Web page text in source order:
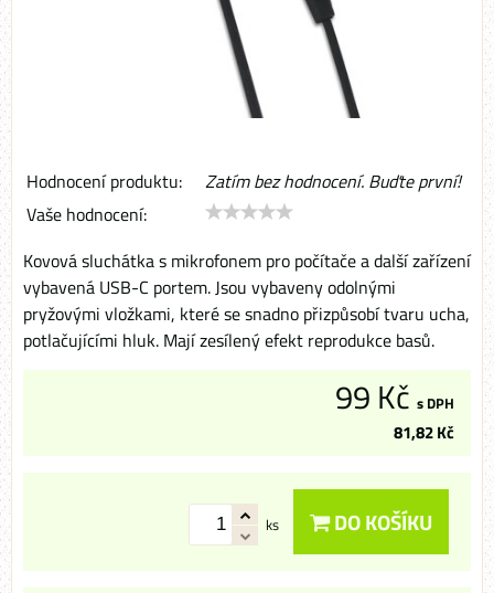
Hodnocení produktu:
Zatím bez hodnocení. Buďte první!
Vaše hodnocení:
Kovová sluchátka s mikrofonem pro počítače a další zařízení
vybavená USB-C portem. Jsou vybaveny odolnými
pryžovými vložkami, které se snadno přizpůsobí tvaru ucha,
potlačujícími hluk. Mají zesílený efekt reprodukce basů.
99 Kč s DPH
81,82 Kč
ks DO KOŠÍKU